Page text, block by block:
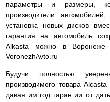
параметры и размеры,
производители
установка новых дисков
гарантия на автомобиль
Alkasta можно в Воронеже
VoronezhAvto.ru
Будучи полностью
производимого товара Alcasta
давая им год гарантии от